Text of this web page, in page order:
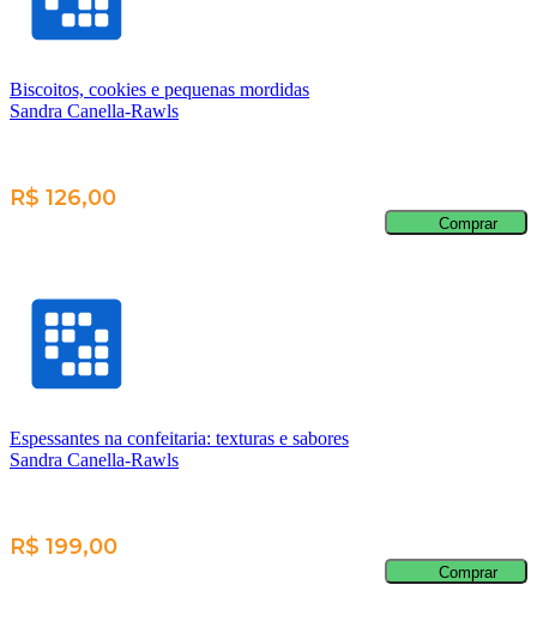
Biscoitos, cookies e pequenas mordidas
Sandra Canella-Rawls
R$ 126,00
Comprar
Espessantes na confeitaria: texturas e sabores
Sandra Canella-Rawls
R$ 199,00
Comprar